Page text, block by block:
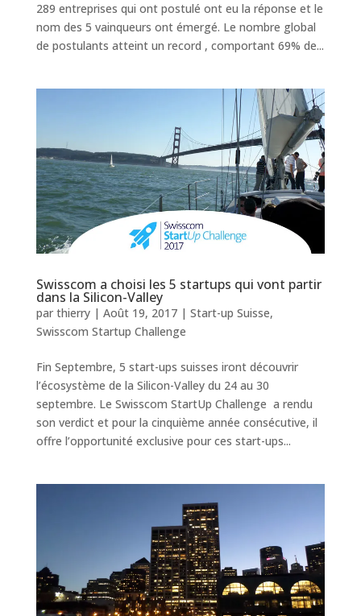
289 entreprises qui ont postulé ont eu la réponse et le
nom des 5 vainqueurs ont émergé. Le nombre global
de postulants atteint un record , comportant 69% de...
Swisscom a choisi les 5 startups qui vont partir
dans la Silicon-Valley
par thierry| Août 19, 2017| Start-up Suisse,
Swisscom Startup Challenge
Fin Septembre, 5 start-ups suisses iront découvrir
l’écosystème de la Silicon-Valley du 24 au 30
septembre. Le Swisscom StartUp Challenge a rendu
son verdict et pour la cinquième année consécutive, il
offre l’opportunité exclusive pour ces start-ups...